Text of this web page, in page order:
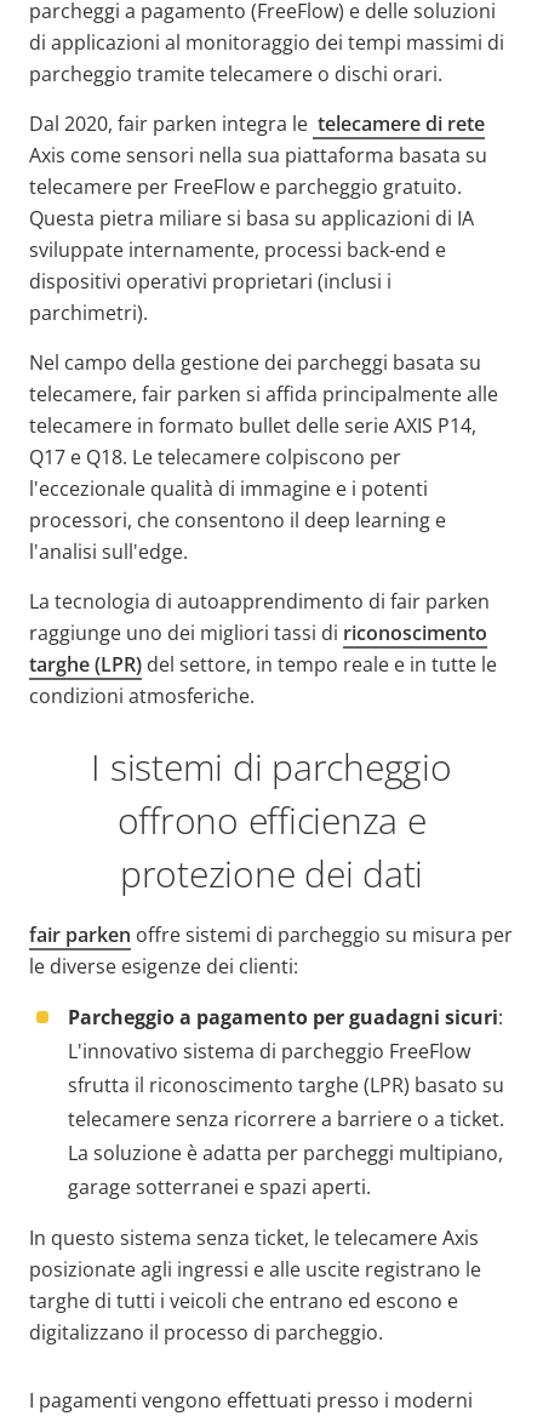
parcheggi a pagamento (FreeFlow) e delle soluzioni
di applicazioni al monitoraggio dei tempi massimi di
parcheggio tramite telecamere o dischi orari.
Dal 2020, fair parken integra le telecamere di rete
Axis come sensori nella sua piattaforma basata su
telecamere per FreeFlow e parcheggio gratuito.
Questa pietra miliare si basa su applicazioni di IA
sviluppate internamente, processi back-end e
dispositivi operativi proprietari (inclusi i
parchimetri).
Nel campo della gestione dei parcheggi basata su
telecamere, fair parken si affida principalmente alle
telecamere in formato bullet delle serie AXIS P14,
Q17 e Q18. Le telecamere colpiscono per
l'eccezionale qualità di immagine e i potenti
processori, che consentono il deep learning e
l'analisi sull'edge.
La tecnologia di autoapprendimento di fair parken
raggiunge uno dei migliori tassi di riconoscimento
targhe (LPR) del settore, in tempo reale e in tutte le
condizioni atmosferiche.
I sistemi di parcheggio
offrono efficienza e
protezione dei dati
fair parken offre sistemi di parcheggio su misura per
le diverse esigenze dei clienti:
Parcheggio a pagamento per guadagni sicuri:
L'innovativo sistema di parcheggio FreeFlow
sfrutta il riconoscimento targhe (LPR) basato su
telecamere senza ricorrere a barriere o a ticket.
La soluzione è adatta per parcheggi multipiano,
garage sotterranei e spazi aperti.
In questo sistema senza ticket, le telecamere Axis
posizionate agli ingressi e alle uscite registrano le
targhe di tutti i veicoli che entrano ed escono e
digitalizzano il processo di parcheggio.
I pagamenti vengono effettuati presso i moderni